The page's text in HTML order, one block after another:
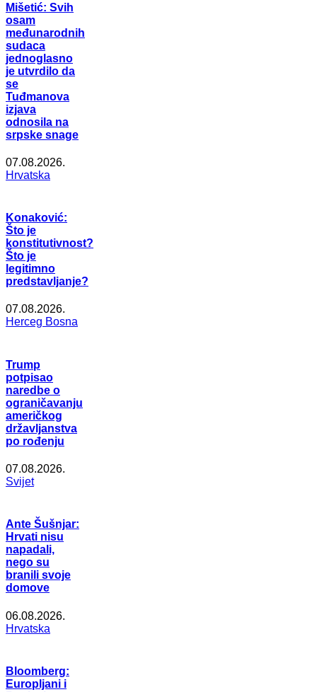
Mišetić: Svih
osam
međunarodnih
sudaca
jednoglasno
je utvrdilo da
se
Tuđmanova
izjava
odnosila na
srpske snage
07.08.2026.
Hrvatska
Konaković:
Što je
konstitutivnost?
Što je
legitimno
predstavljanje?
07.08.2026.
Herceg Bosna
Trump
potpisao
naredbe o
ograničavanju
američkog
državljanstva
po rođenju
07.08.2026.
Svijet
Ante Šušnjar:
Hrvati nisu
napadali,
nego su
branili svoje
domove
06.08.2026.
Hrvatska
Bloomberg:
Europljani i